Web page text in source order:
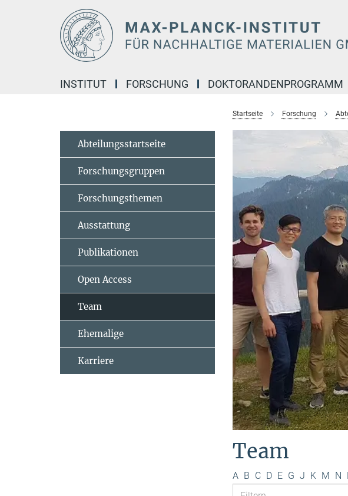
INSTITUT FORSCHUNG DOKTORANDENPROGRAMM
Startseite Forschung
Team
A B C D E G J K M N
Abteilungsstartseite
Forschungsgruppen
Forschungsthemen
Ausstattung
Publikationen
Open Access
Team
Ehemalige
Karriere